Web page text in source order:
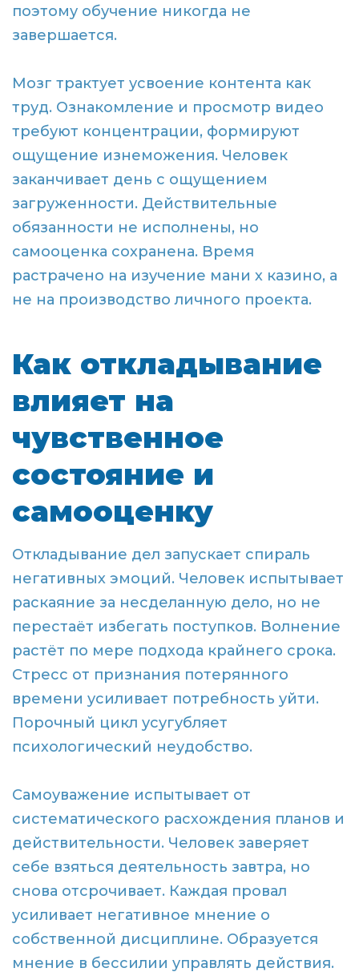
поэтому обучение никогда не
завершается.
Мозг трактует усвоение контента как
труд. Ознакомление и просмотр видео
требуют концентрации, формируют
ощущение изнеможения. Человек
заканчивает день с ощущением
загруженности. Действительные
обязанности не исполнены, но
самооценка сохранена. Время
растрачено на изучение мани х казино, а
не на производство личного проекта.
Как откладывание
влияет на
чувственное
состояние и
самооценку
Откладывание дел запускает спираль
негативных эмоций. Человек испытывает
раскаяние за несделанную дело, но не
перестаёт избегать поступков. Волнение
растёт по мере подхода крайнего срока.
Стресс от признания потерянного
времени усиливает потребность уйти.
Порочный цикл усугубляет
психологический неудобство.
Самоуважение испытывает от
систематического расхождения планов и
действительности. Человек заверяет
себе взяться деятельность завтра, но
снова отсрочивает. Каждая провал
усиливает негативное мнение о
собственной дисциплине. Образуется
мнение в бессилии управлять действия.